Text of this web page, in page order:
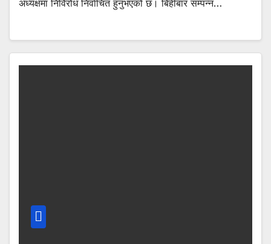
अध्यक्षमा निर्विरोध निर्वाचित हुनुभएको छ। बिहीबार सम्पन्न…